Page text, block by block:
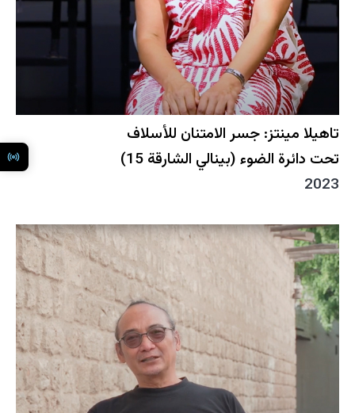
تاهيلا مينتز: جسر الامتنان للأسلاف
تحت دائرة الضوء (بينالي الشارقة 15)
2023